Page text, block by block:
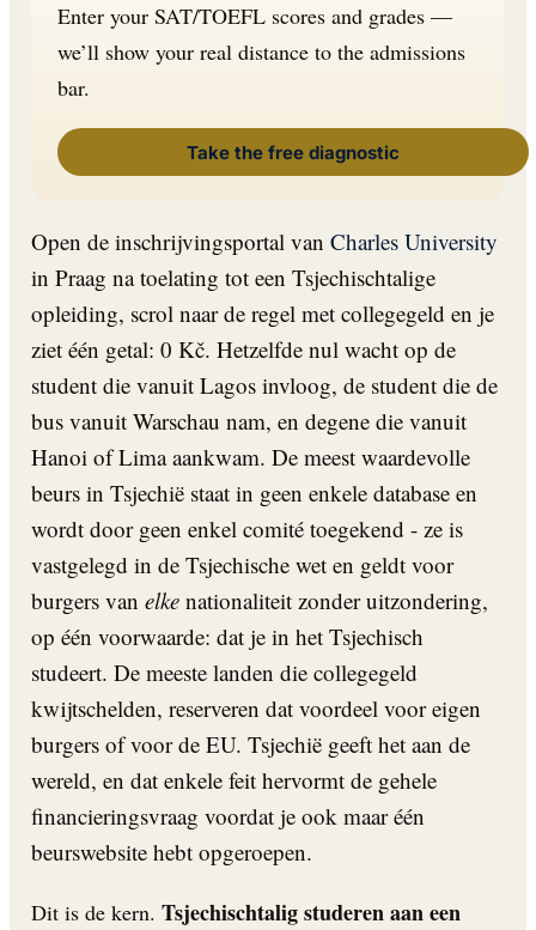
Enter your SAT/TOEFL scores and grades —
we’ll show your real distance to the admissions
bar.
Take the free diagnostic
Open de inschrijvingsportal van Charles University
in Praag na toelating tot een Tsjechischtalige
opleiding, scrol naar de regel met collegegeld en je
ziet één getal: 0 Kč. Hetzelfde nul wacht op de
student die vanuit Lagos invloog, de student die de
bus vanuit Warschau nam, en degene die vanuit
Hanoi of Lima aankwam. De meest waardevolle
beurs in Tsjechië staat in geen enkele database en
wordt door geen enkel comité toegekend - ze is
vastgelegd in de Tsjechische wet en geldt voor
burgers van elke nationaliteit zonder uitzondering,
op één voorwaarde: dat je in het Tsjechisch
studeert. De meeste landen die collegegeld
kwijtschelden, reserveren dat voordeel voor eigen
burgers of voor de EU. Tsjechië geeft het aan de
wereld, en dat enkele feit hervormt de gehele
financieringsvraag voordat je ook maar één
beurswebsite hebt opgeroepen.
Dit is de kern. Tsjechischtalig studeren aan een